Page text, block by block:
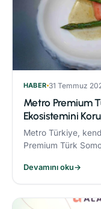
HABER 31 Temmuz
Metro Premium
Ekosistemini
Metro Türkiye,
Premium Türk
uyguluyor.
Devamını oku→